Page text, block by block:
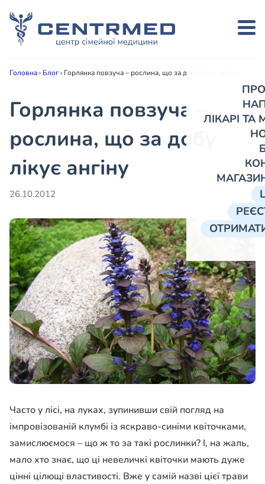
ЛІКАРІ
Головна› Блог› Горлянка повзуча – рослина, що за добу лікує ангіну
Горлянка повзуча –
рослина, що за добу
лікує ангіну
26.10.2012
Часто у лісі, на луках, зупинивши свій погляд на
імпровізованій клумбі із яскраво-синіми квіточками,
замислюємося – що ж то за такі рослинки? І, на жаль,
мало хто знає, що ці невеличкі квіточки мають дуже
цінні цілющі властивості. Вже у самій назві цієї трави